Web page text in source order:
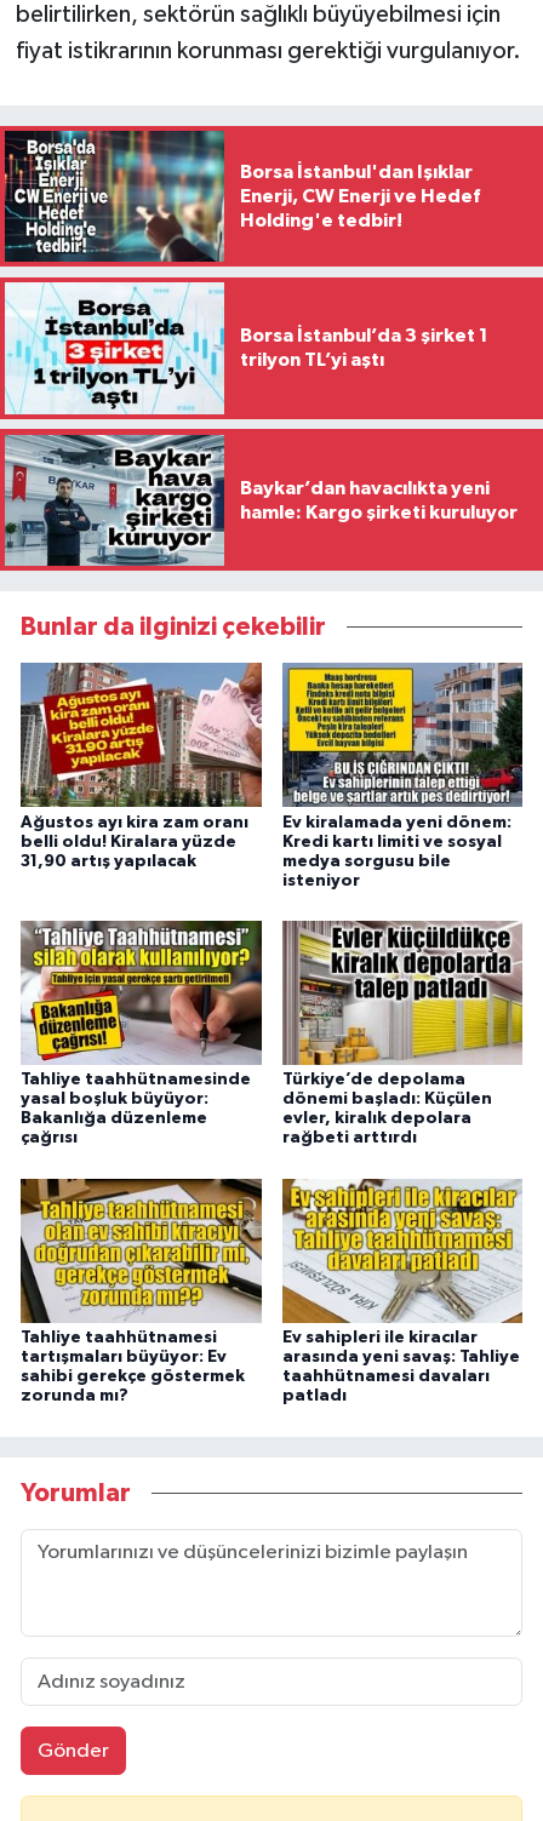
belirtilirken, sektörün sağlıklı büyüyebilmesi için
fiyat istikrarının korunması gerektiği vurgulanıyor.
Borsa İstanbul'dan Işıklar
Enerji, CW Enerji ve Hedef
Holding'e tedbir!
Borsa İstanbul’da 3 şirket 1
trilyon TL’yi aştı
Baykar’dan havacılıkta yeni
hamle: Kargo şirketi kuruluyor
Bunlar da ilginizi çekebilir
Ağustos ayı kira zam oranı
belli oldu! Kiralara yüzde
31,90 artış yapılacak
Ev kiralamada yeni dönem:
Kredi kartı limiti ve sosyal
medya sorgusu bile
isteniyor
Tahliye taahhütnamesinde
yasal boşluk büyüyor:
Bakanlığa düzenleme
çağrısı
Türkiye’de depolama
dönemi başladı: Küçülen
evler, kiralık depolara
rağbeti arttırdı
Tahliye taahhütnamesi
tartışmaları büyüyor: Ev
sahibi gerekçe göstermek
zorunda mı?
Ev sahipleri ile kiracılar
arasında yeni savaş: Tahliye
taahhütnamesi davaları
patladı
Yorumlar
Gönder